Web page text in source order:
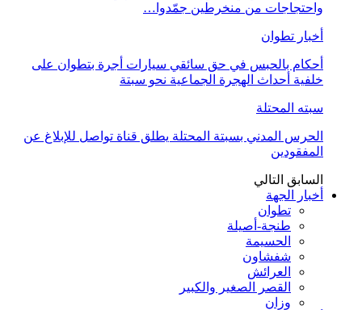
واحتجاجات من منخرطين جمّدوا…
أخبار تطوان
أحكام بالحبس في حق سائقي سيارات أجرة بتطوان على
خلفية أحداث الهجرة الجماعية نحو سبتة
سبته المحتلة
الحرس المدني بسبتة المحتلة يطلق قناة تواصل للإبلاغ عن
المفقودين
السابق التالي
أخبار الجهة
تطوان
طنجة-أصيلة
الحسيمة
شفشاون
العرائش
القصر الصغير والكبير
وزان